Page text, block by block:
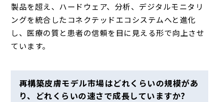
製品を超え、ハードウェア、分析、デジタルモニタリ
ングを統合したコネクテッドエコシステムへと進化
し、医療の質と患者の信頼を目に見える形で向上させ
ています。
再構築皮膚モデル市場はどれくらいの規模があ
り、どれくらいの速さで成長していますか?